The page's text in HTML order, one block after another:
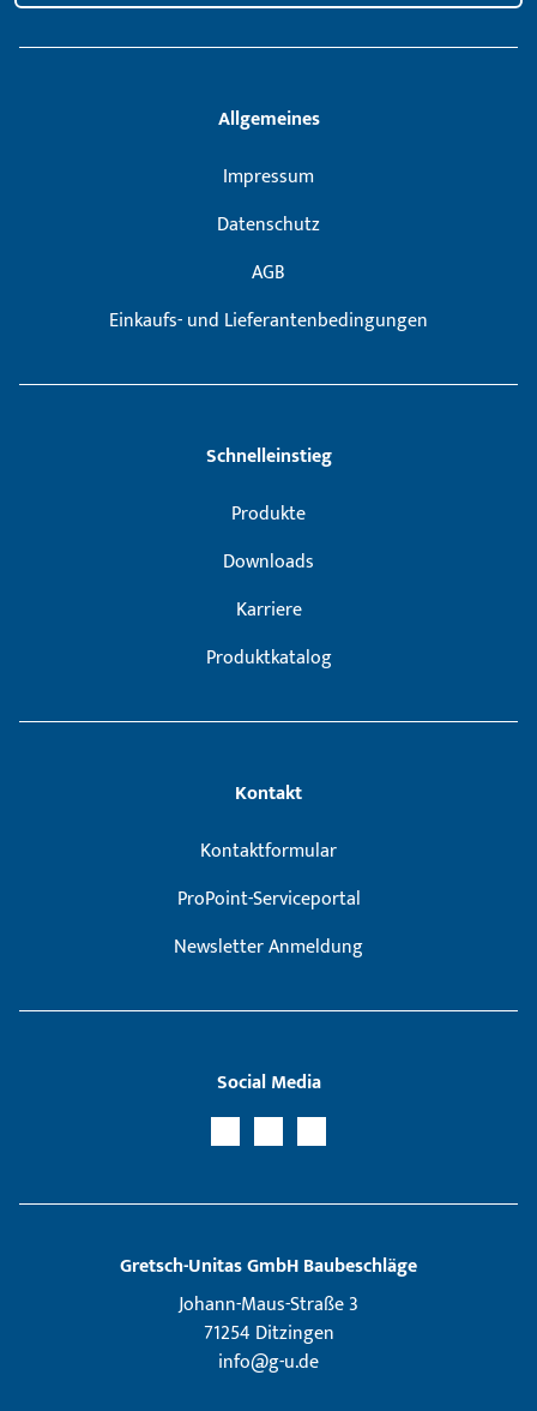
Allgemeines
Impressum
Datenschutz
AGB
Einkaufs- und Lieferantenbedingungen
Schnelleinstieg
Produkte
Downloads
Karriere
Produktkatalog
Kontakt
Kontaktformular
ProPoint-Serviceportal
Newsletter Anmeldung
Social Media
Gretsch­-Unitas GmbH Baubeschläge
Johann-Maus-Straße 3
71254 Ditzingen
info@g-u.de